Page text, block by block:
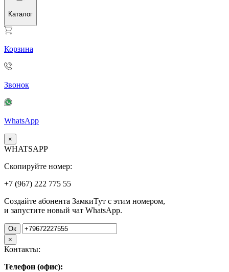
Каталог
Корзина
Звонок
WhatsApp
×
WHATSAPP
Скопируйте номер:
+7 (967) 222 775 55
Создайте абонента ЗамкиТут с этим номером,
и запустите новый чат WhatsApp.
Ок
×
Контакты:
Телефон (офис):